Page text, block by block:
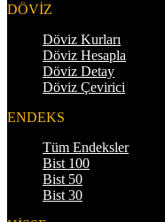
DÖVİZ
Döviz Kurları
Döviz Hesapla
Döviz Detay
Döviz Çevirici
ENDEKS
Tüm Endeksler
Bist 100
Bist 50
Bist 30